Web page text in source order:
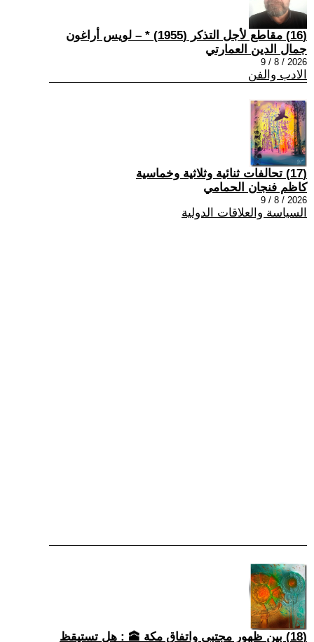
(16) مقاطع لأجل التذكر (1955) * – لويس أراغون
جمال الدين العمارتي
2026 / 8 / 9
الادب والفن
(17) تحالفات ثنائية وثلاثية وخماسية
كاظم فنجان الحمامي
2026 / 8 / 9
السياسة والعلاقات الدولية
(18) بين ظهور مجتبى واتفاق مكة 🕋 : هل تستيقظ